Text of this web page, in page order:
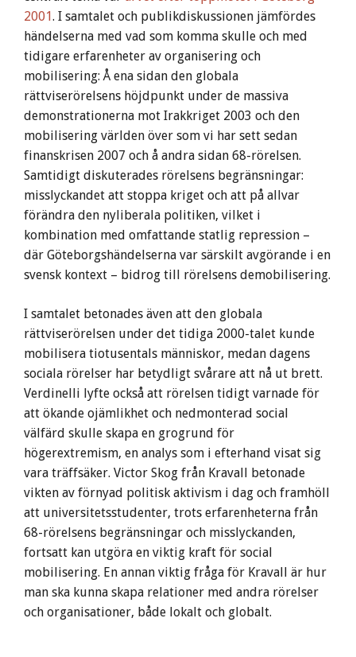
2001. I samtalet och publikdiskussionen jämfördes
händelserna med vad som komma skulle och med
tidigare erfarenheter av organisering och
mobilisering: Å ena sidan den globala
rättviserörelsens höjdpunkt under de massiva
demonstrationerna mot Irakkriget 2003 och den
mobilisering världen över som vi har sett sedan
finanskrisen 2007 och å andra sidan 68-rörelsen.
Samtidigt diskuterades rörelsens begränsningar:
misslyckandet att stoppa kriget och att på allvar
förändra den nyliberala politiken, vilket i
kombination med omfattande statlig repression –
där Göteborgshändelserna var särskilt avgörande i en
svensk kontext – bidrog till rörelsens demobilisering.
I samtalet betonades även att den globala
rättviserörelsen under det tidiga 2000-talet kunde
mobilisera tiotusentals människor, medan dagens
sociala rörelser har betydligt svårare att nå ut brett.
Verdinelli lyfte också att rörelsen tidigt varnade för
att ökande ojämlikhet och nedmonterad social
välfärd skulle skapa en grogrund för
högerextremism, en analys som i efterhand visat sig
vara träffsäker. Victor Skog från Kravall betonade
vikten av förnyad politisk aktivism i dag och framhöll
att universitetsstudenter, trots erfarenheterna från
68-rörelsens begränsningar och misslyckanden,
fortsatt kan utgöra en viktig kraft för social
mobilisering. En annan viktig fråga för Kravall är hur
man ska kunna skapa relationer med andra rörelser
och organisationer, både lokalt och globalt.